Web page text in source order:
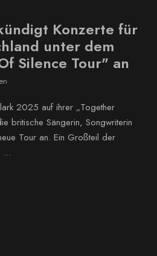
Konzerte für
unter dem
Silence Tour" an
2025 auf ihrer „Together
britische Sängerin, Songwriterin
Tour an. Ein Großteil der
...